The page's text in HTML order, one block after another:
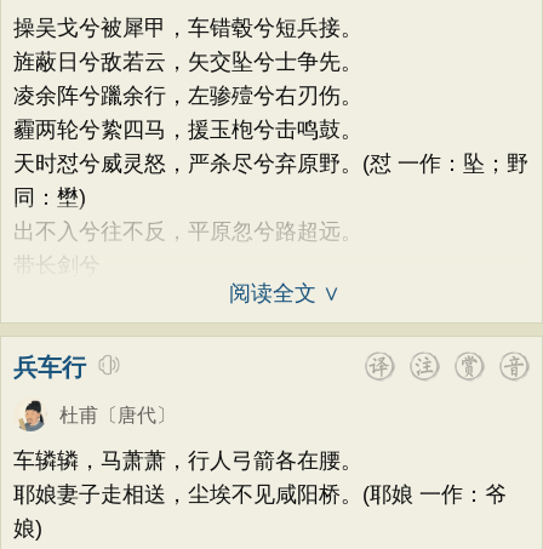
操吴戈兮被犀甲，车错毂兮短兵接。
旌蔽日兮敌若云，矢交坠兮士争先。
凌余阵兮躐余行，左骖殪兮右刃伤。
霾两轮兮絷四马，援玉枹兮击鸣鼓。
天时怼兮威灵怒，严杀尽兮弃原野。(怼 一作：坠；野
同：壄)
出不入兮往不反，平原忽兮路超远。
带长剑兮
阅读全文 ∨
兵车行
杜甫 〔唐代〕
车辚辚，马萧萧，行人弓箭各在腰。
耶娘妻子走相送，尘埃不见咸阳桥。(耶娘 一作：爷
娘)